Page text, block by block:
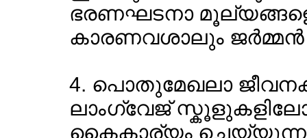
ഭരണഘടനാ മൂല്യങ്ങളെ
കാരണവശാലും ജര്‍മ്മന്‍
4. പൊതുമേഖലാ
ലാംഗ്വേജ്
കൈകാര്യം ചെയ്യുന്ന